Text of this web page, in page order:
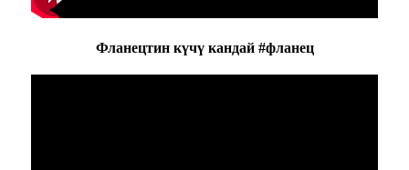
Фланецтин күчү кандай #фланец